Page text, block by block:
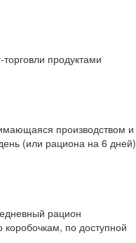
продуктами
производством и
(или рациона на 6 дней)
рацион
по доступной